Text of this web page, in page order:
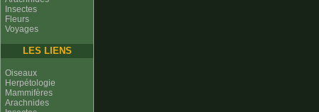
Insectes
Fleurs
Voyages
LES LIENS
Oiseaux
Herpétologie
Mammifères
Arachnides